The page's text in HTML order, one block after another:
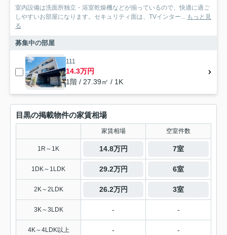
室内設備は洗面所独立・浴室乾燥機などが揃っているので、快適に過ご
しやすいお部屋になります。セキュリティ面は、TVインター... もっと見
る
募集中の部屋
111
14.3万円
1階 / 27.39㎡ / 1K
目黒の掲載物件の家賃相場
家賃相場 空室件数
1R～1K 14.8万円 7室
1DK～1LDK 29.2万円 6室
2K～2LDK 26.2万円 3室
3K～3LDK - -
4K～4LDK以上 - -